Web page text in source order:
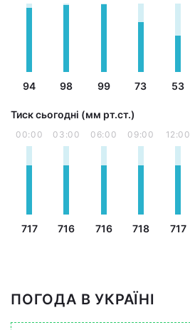
94 98 99 73 53
Тиск сьогодні (мм рт.ст.)
00:00
717
03:00
716
06:00
716
09:00
718
12:00
717
ПОГОДА В УКРАЇНІ